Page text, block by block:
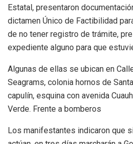
Estatal, presentaron
dictamen Único de Factibilidad
de no tener registro de trámite,
expediente alguno para que
Algunas de ellas se ubican en
Seagrams, colonia hornos de
capulín, esquina con avenida
Verde. Frente a bomberos
Los manifestantes indicaron que